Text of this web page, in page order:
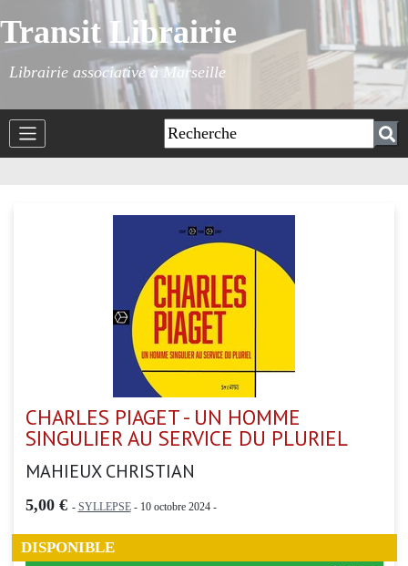
Transit Librairie
Librairie associative à Marseille
CHARLES PIAGET - UN HOMME
SINGULIER AU SERVICE DU PLURIEL
MAHIEUX CHRISTIAN
5,00 € - SYLLEPSE- 10 octobre 2024 -
DISPONIBLE